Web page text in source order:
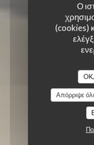
Ο
(cookies)
Απόρριψε